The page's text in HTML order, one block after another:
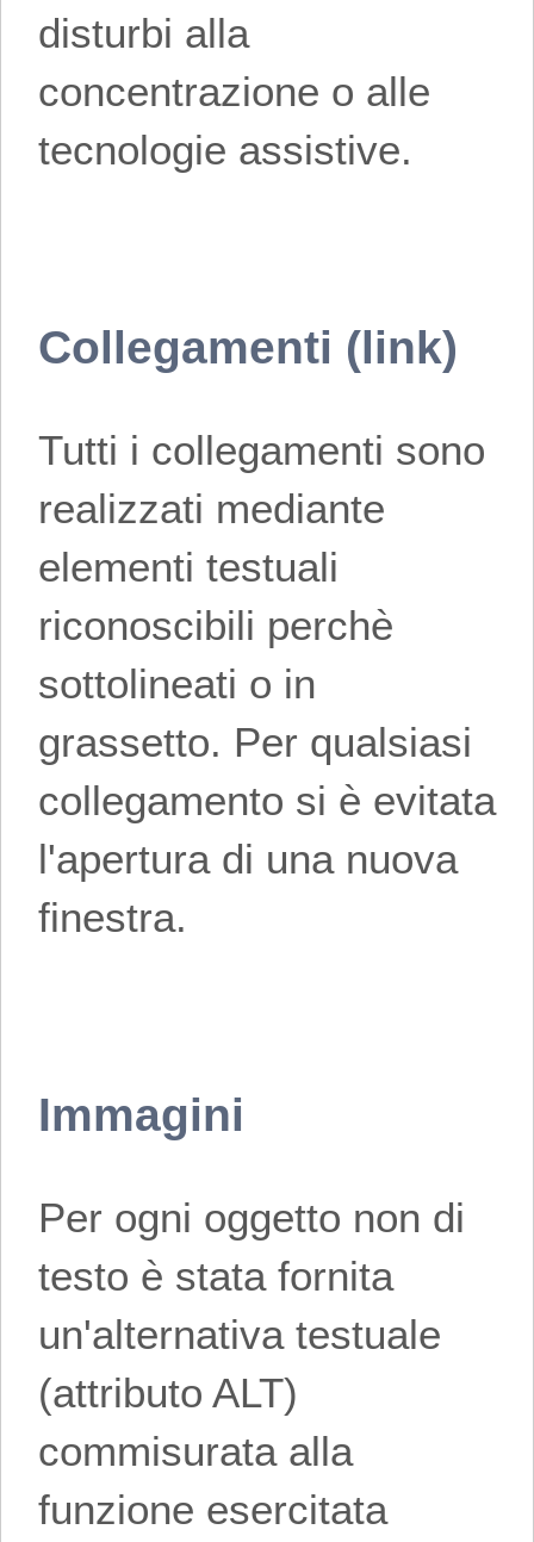
disturbi alla
concentrazione o alle
tecnologie assistive.
Collegamenti (link)
Tutti i collegamenti sono
realizzati mediante
elementi testuali
riconoscibili perchè
sottolineati o in
grassetto. Per qualsiasi
collegamento si è evitata
l'apertura di una nuova
finestra.
Immagini
Per ogni oggetto non di
testo è stata fornita
un'alternativa testuale
(attributo ALT)
commisurata alla
funzione esercitata